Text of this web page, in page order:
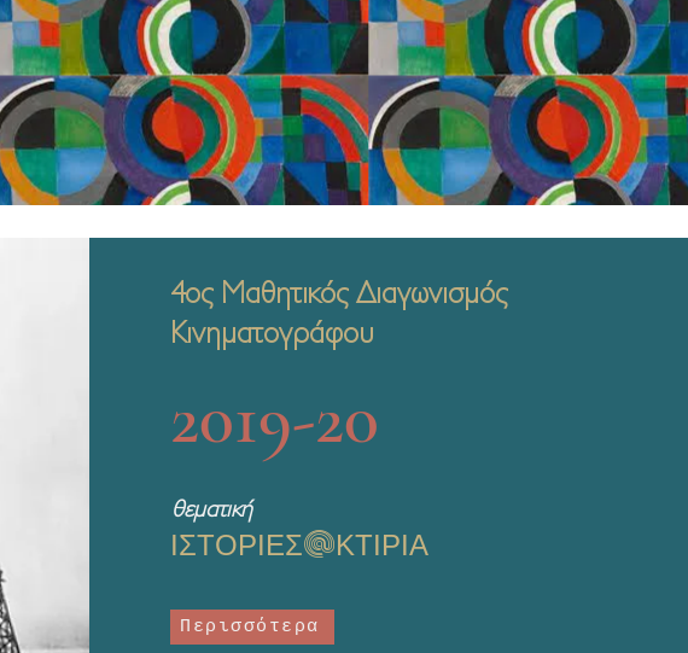
4ος Μαθητικός Διαγωνισμός
Κινηματογράφου
2019-20
θεματική
ΙΣΤΟΡΙΕΣ@ΚΤΙΡΙΑ
Περισσότερα